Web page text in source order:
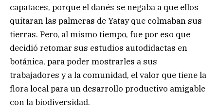
capataces, porque el danés se negaba a que ellos
quitaran las palmeras de Yatay que colmaban sus
tierras. Pero, al mismo tiempo, fue por eso que
decidió retomar sus estudios autodidactas en
botánica, para poder mostrarles a sus
trabajadores y a la comunidad, el valor que tiene la
flora local para un desarrollo productivo amigable
con la biodiversidad.